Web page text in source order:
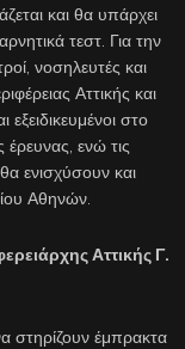
και θα υπάρχει
τεστ. Για την
νοσηλευτές και
Αττικής και
στο
έρευνας, ενώ τις
ενισχύσουν και
Αθηνών.
Αττικής Γ.
στηρίζουν έμπρακτα